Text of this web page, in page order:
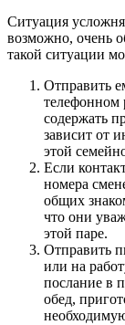
Ситуация
возможно, очень
такой ситуации
Отправить
телефонном
содержать
зависит от
этой
Если
номера
общих
что они
этой паре.
Отправить
или на
послание в
обед,